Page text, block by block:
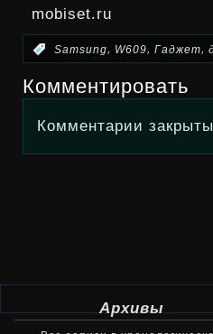
mobiset.ru
Samsung, W609, Гаджет,
Комментировать
Комментарии
Архивы